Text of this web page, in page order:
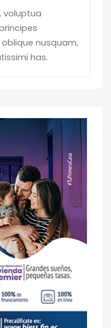
voluptua
nusquam,
has.